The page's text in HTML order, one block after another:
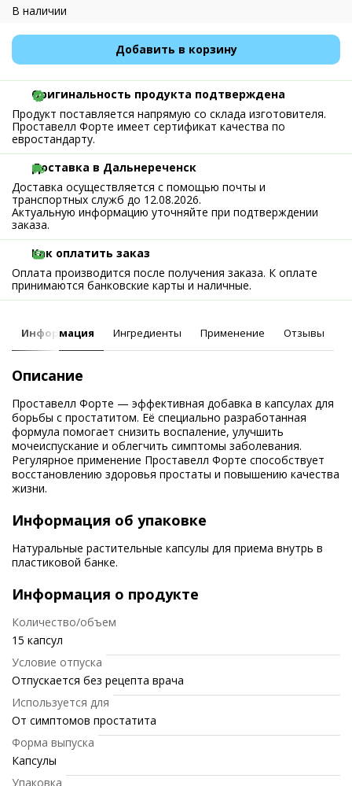
В наличии
Добавить в корзину
Оригинальность продукта подтверждена
Продукт поставляется напрямую со склада изготовителя.
Проставелл Форте имеет сертификат качества по
евростандарту.
Доставка в Дальнереченск
Доставка осуществляется с помощью почты и
транспортных служб до 12.08.2026.
Актуальную информацию уточняйте при подтверждении
заказа.
Как оплатить заказ
Оплата производится после получения заказа. К оплате
принимаются банковские карты и наличные.
Информация Ингредиенты Применение Отзывы
Описание
Проставелл Форте — эффективная добавка в капсулах для
борьбы с простатитом. Её специально разработанная
формула помогает снизить воспаление, улучшить
мочеиспускание и облегчить симптомы заболевания.
Регулярное применение Проставелл Форте способствует
восстановлению здоровья простаты и повышению качества
жизни.
Информация об упаковке
Натуральные растительные капсулы для приема внутрь в
пластиковой банке.
Информация о продукте
Количество/объем
15 капсул
Условие отпуска
Отпускается без рецепта врача
Используется для
От симптомов простатита
Форма выпуска
Капсулы
Упаковка